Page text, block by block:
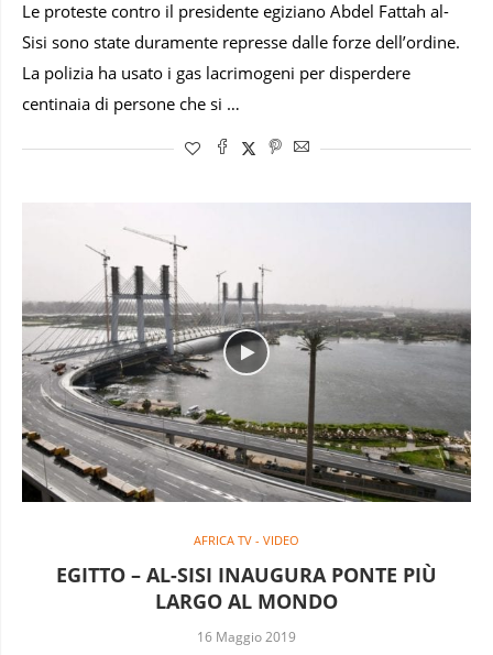
Le proteste contro il presidente egiziano Abdel Fattah al-
Sisi sono state duramente represse dalle forze dell’ordine.
La polizia ha usato i gas lacrimogeni per disperdere
centinaia di persone che si …
AFRICA TV - VIDEO
EGITTO – AL-SISI INAUGURA PONTE PIÙ
LARGO AL MONDO
16 Maggio 2019